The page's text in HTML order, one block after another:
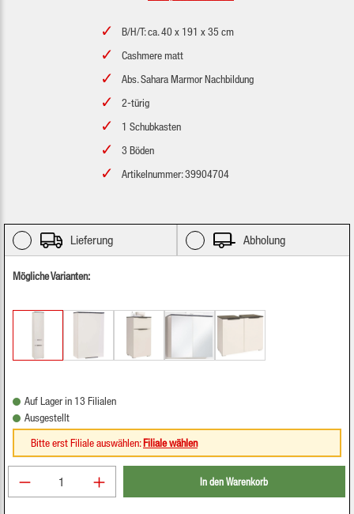
B/H/T: ca. 40 x 191 x 35 cm
Cashmere matt
Abs. Sahara Marmor Nachbildung
2-türig
1 Schubkasten
3 Böden
Artikelnummer: 39904704
Lieferung Abholung
Mögliche Varianten:
Auf Lager in 13 Filialen
Ausgestellt
Bitte erst Filiale auswählen:Filiale wählen
Produkt Anzahl: Gib den gewünschten Wert ein
In den Warenkorb